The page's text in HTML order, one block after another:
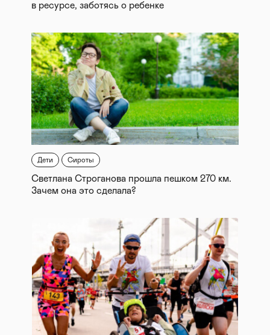
в ресурсе, заботясь о ребенке
Дети Сироты
Светлана Строганова прошла пешком 270 км.
Зачем она это сделала?